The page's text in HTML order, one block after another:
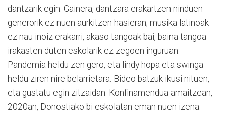
dantzarik egin. Gainera, dantzara erakartzen ninduen
generorik ez nuen aurkitzen hasieran; musika latinoak
ez nau inoiz erakarri, akaso tangoak bai, baina tangoa
irakasten duten eskolarik ez zegoen inguruan.
Pandemia heldu zen gero, eta lindy hopa eta swinga
heldu ziren nire belarrietara. Bideo batzuk ikusi nituen,
eta gustatu egin zitzaidan. Konfinamendua amaitzean,
2020an, Donostiako bi eskolatan eman nuen izena.